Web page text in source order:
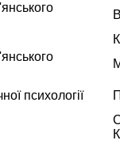
психології